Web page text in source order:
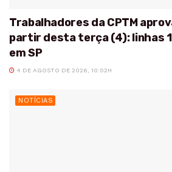
Trabalhadores da CPTM
partir desta terça (4): linhas
em SP
4 DE AGOSTO DE 2026, 10:02H
NOTÍCIAS